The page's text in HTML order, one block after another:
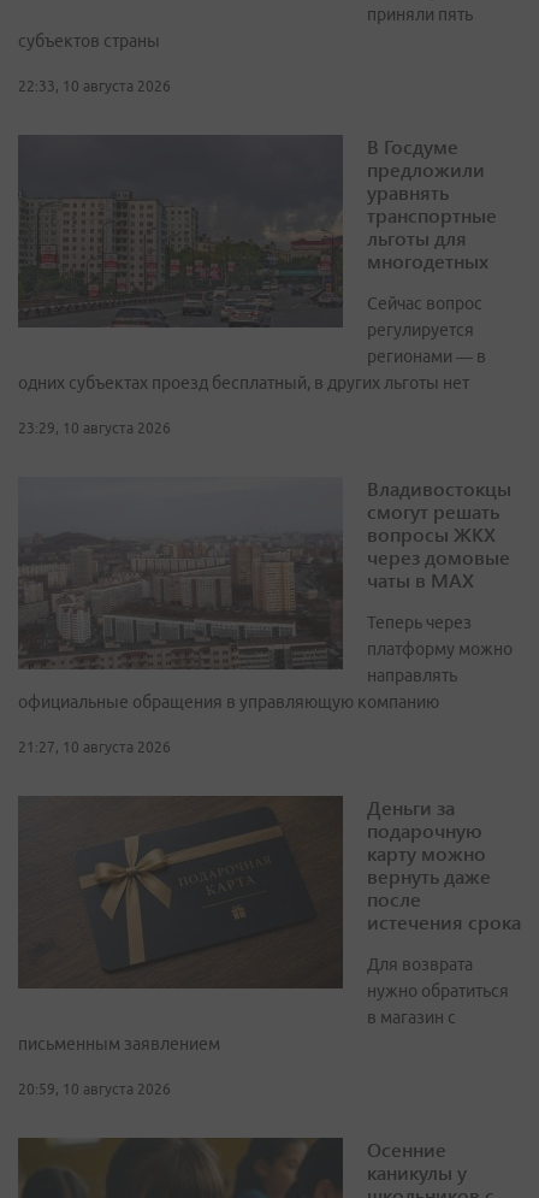
приняли пять
субъектов страны
22:33, 10 августа 2026
В Госдуме
предложили
уравнять
транспортные
льготы для
многодетных
Сейчас вопрос
регулируется
регионами — в
одних субъектах проезд бесплатный, в других льготы нет
23:29, 10 августа 2026
Владивостокцы
смогут решать
вопросы ЖКХ
через домовые
чаты в МАХ
Теперь через
платформу можно
направлять
официальные обращения в управляющую компанию
21:27, 10 августа 2026
Деньги за
подарочную
карту можно
вернуть даже
после
истечения срока
Для возврата
нужно обратиться
в магазин с
письменным заявлением
20:59, 10 августа 2026
Осенние
каникулы у